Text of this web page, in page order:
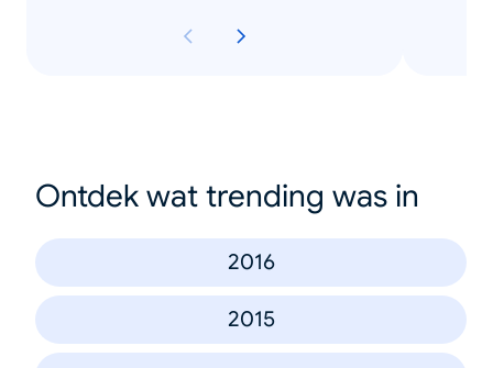
Ontdek wat trending was in
2016
2015